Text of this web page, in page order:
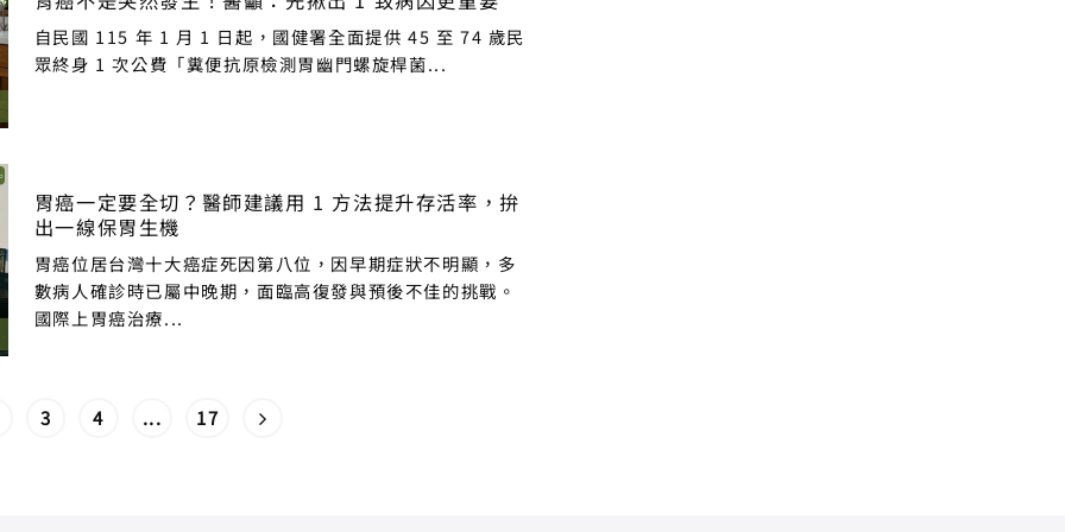
自民國 115 年 1 月 1 日起，國健署全面提供 45 至 74 歲民
眾終身 1 次公費「糞便抗原檢測胃幽門螺旋桿菌...
胃癌一定要全切？醫師建議用 1 方法提升存活率，拚
出一線保胃生機
胃癌位居台灣十大癌症死因第八位，因早期症狀不明顯，多
數病人確診時已屬中晚期，面臨高復發與預後不佳的挑戰。
國際上胃癌治療...
3 4 ... 17